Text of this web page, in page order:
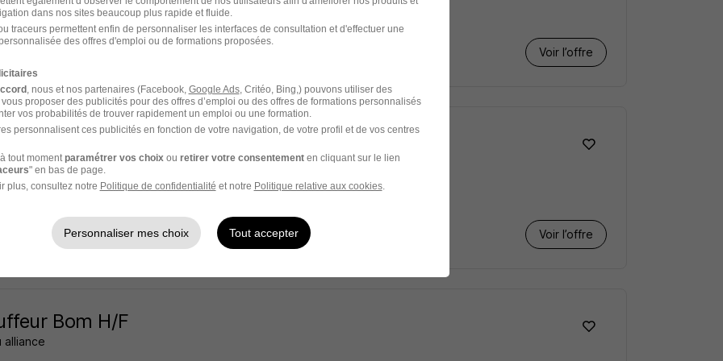
- 69 Intérim
Voir l’offre
Ampliroll H/F
Voir l’offre
Bom H/F
alliance
dans nos sites beaucoup plus rapide et fluide.
traceurs permettent enfin de personnaliser les interfaces de consultation et d'effectuer une
des offres d'emploi ou de formations proposées.
, nous et nos partenaires (Facebook, Google Ads, Critéo, Bing,) pouvons utiliser des
proposer des publicités pour des offres d’emploi ou des offres de formations personnalisés
vos probabilités de trouver rapidement un emploi ou une formation.
personnalisent ces publicités en fonction de votre navigation, de votre profil et de vos centres
tout moment paramétrer vos choix ou retirer votre consentementen cliquant sur le lien
" en bas de page.
plus, consultez notre Politique de confidentialité et notre Politique relative aux cookies.
Personnaliser mes choix Tout accepter